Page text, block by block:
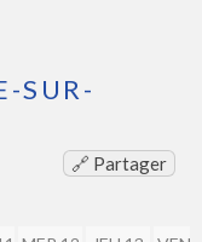
SUR-
🔗 Partager